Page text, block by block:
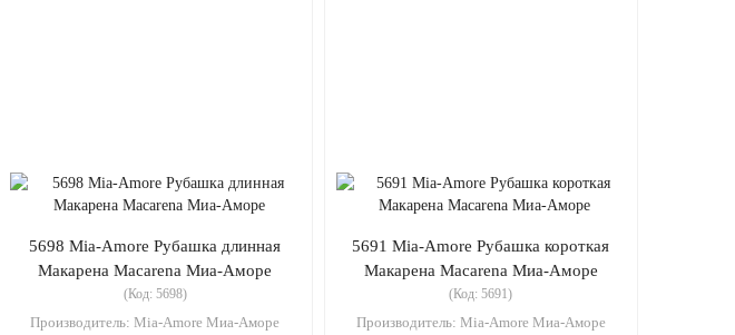
5698 Mia-Amore Рубашка длинная
Макарена Macarena Миа-Аморе
(Код: 5698)
Производитель:Mia-Amore Миа-Аморе
5691 Mia-Amore Рубашка короткая
Макарена Macarena Миа-Аморе
(Код:5691)
Производитель: Mia-Amore Миа-Аморе